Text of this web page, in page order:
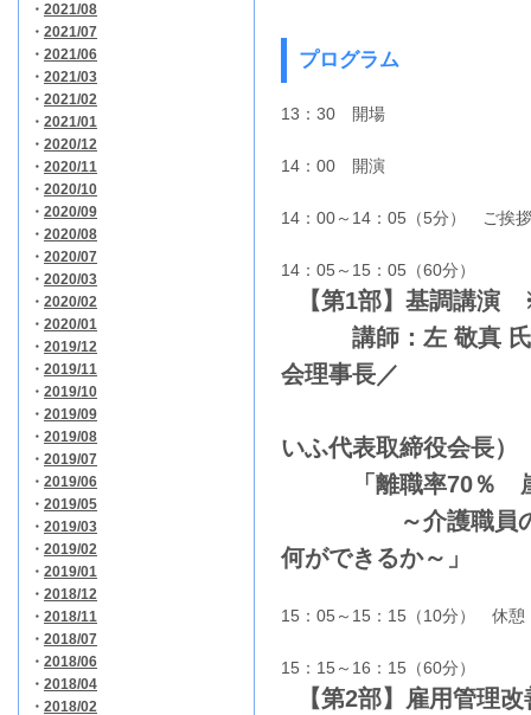
・ 2021/08
・ 2021/07
・ 2021/06
・ 2021/03
・ 2021/02
・ 2021/01
・ 2020/12
・ 2020/11
・ 2020/10
・ 2020/09
・ 2020/08
・ 2020/07
・ 2020/03
・ 2020/02
・ 2020/01
・ 2019/12
・ 2019/11
・ 2019/10
・ 2019/09
・ 2019/08
・ 2019/07
・ 2019/06
・ 2019/05
・ 2019/03
・ 2019/02
・ 2019/01
・ 2018/12
・ 2018/11
・ 2018/07
・ 2018/06
・ 2018/04
・ 2018/02
プログラム
13：30 開場
14：00 開演
14：00～14：05（5分） ご挨拶
14：05～15：05（60分）
【第1部】基調講演
講師：左 敬真 氏
会理事長／
いふ代表取締役会長）
「離職率70％ 崖
～介護職員の離
何ができるか～」
15：05～15：15（10分） 休憩
15：15～16：15（60分）
【第2部】雇用管理